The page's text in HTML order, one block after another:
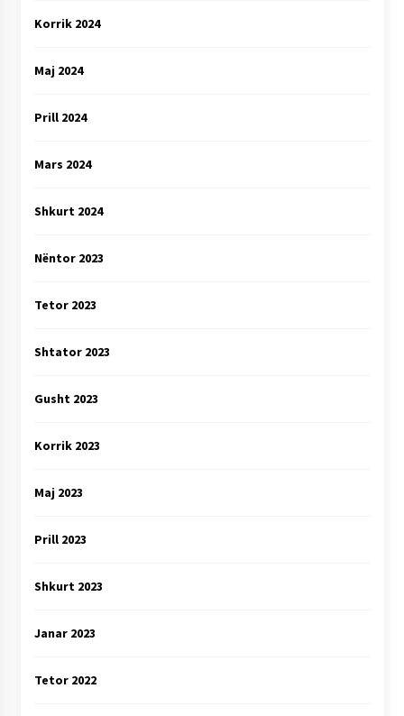
Korrik 2024
Maj 2024
Prill 2024
Mars 2024
Shkurt 2024
Nëntor 2023
Tetor 2023
Shtator 2023
Gusht 2023
Korrik 2023
Maj 2023
Prill 2023
Shkurt 2023
Janar 2023
Tetor 2022